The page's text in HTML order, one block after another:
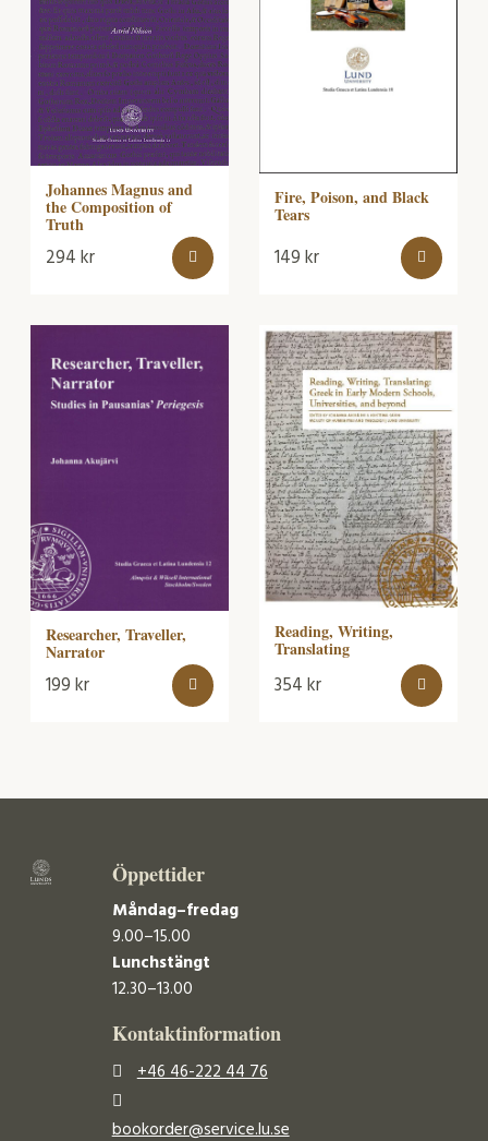
Johannes Magnus and
the Composition of
Truth
294kr
Fire, Poison, and Black
Tears
149kr
Researcher, Traveller,
Narrator
199kr
Reading, Writing,
Translating
354kr
Öppettider
Måndag–fredag
9.00–15.00
Lunchstängt
12.30–13.00
Kontaktinformation
+46 46-222 44 76
bookorder@service.lu.se